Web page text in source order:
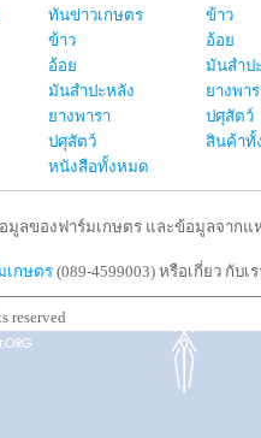
ทันข่าวเกษตร
ข้าว
อ้อย
มันสำปะหลัง
ยางพารา
ปศุสัตว์
หนังสือทั้งหมด
ข้าว
อ้อย
มันสำป
ยางพา
ปศุสัตว์
สินค้าทั้
มูลของฟาร์มเกษตร และข้อมูลจาก
เกษตร (089-4599003) หรือเกี่ยว กับเ
reserved